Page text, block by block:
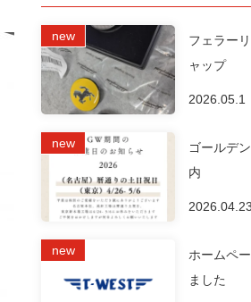
フェラー
ャップ
2026.05.1
ゴールデ
内
2026.04.23
ホームペ
ました